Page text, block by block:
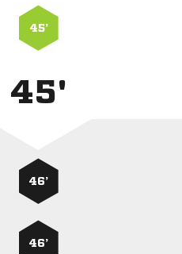
45’
45'
46’
46’